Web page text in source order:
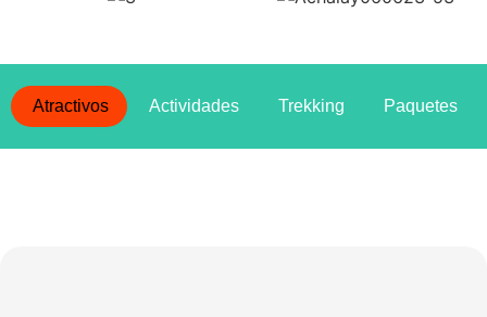
Atractivos Actividades Trekking Paquetes